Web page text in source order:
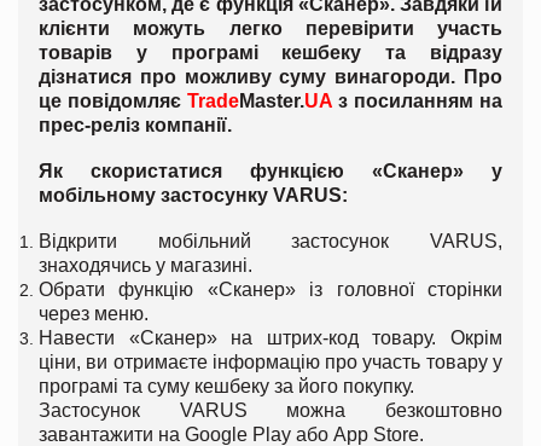
клієнти можуть легко перевірити участь
товарів у програмі кешбеку та відразу
дізнатися про можливу суму винагороди. П ро
це повідомляє TradeMaster.UA з посиланням на
прес-реліз компанії.
Як скористатися функцією «Сканер» у
мобільному застосунку VARUS:
Відкрити мобільний застосунок VARUS,
знаходячись у магазині.
Обрати функцію «Сканер» із головної сторінки
через меню.
Навести «Сканер» на штрих-код товару. Окрім
ціни, ви отримаєте інформацію про участь товару у
програмі та суму кешбеку за його покупку.
Застосунок VARUS можна безкоштовно
завантажити на Google Play або App Store.